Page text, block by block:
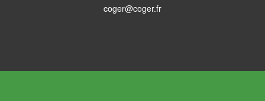
coger@coger.fr